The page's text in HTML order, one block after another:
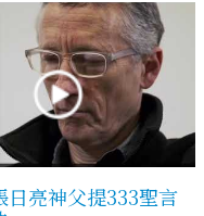
日亮神父提333聖言